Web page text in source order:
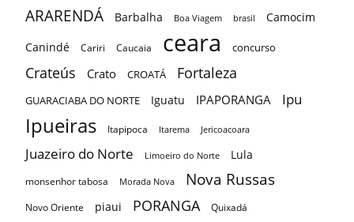
ARARENDÁ Barbalha Boa Viagem brasil
Camocim
Canindé
Cariri Caucaia ceara concurso
Crateús Crato CROATÁ Fortaleza
GUARACIABA DO NORTE Iguatu IPAPORANGA Ipu
Ipueiras Itapipoca Itarema Jericoacoara
Juazeiro do Norte Limoeiro do Norte Lula
monsenhor tabosa Morada Nova Nova Russas
Novo Oriente piaui PORANGA Quixadá